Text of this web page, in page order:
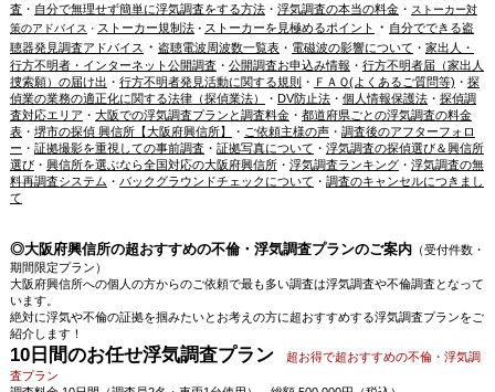
査・ 自分で無理せず簡単に浮気調査をする方法・ 浮気調査の本当の料金・ ストーカー対
策のアドバイス ・ ストーカー規制法・ ストーカーを見極めるポイント ・ 自分でできる盗
聴器発見調査アドバイス ・ 盗聴電波周波数一覧表・ 電磁波の影響について ・ 家出人・
行方不明者・インターネット公開調査・ 公開調査お申込み情報 ・ 行方不明者届（家出人
捜索願）の届け出 ・ 行方不明者発見活動に関する規則 ・ ＦＡＱ(よくあるご質問等) ・ 探
偵業の業務の適正化に関する法律（探偵業法）
・ DV防止法・ 個人情報保護法・ 探偵調
査対応エリア ・ 大阪での浮気調査プランと調査料金・ 都道府県ごとの浮気調査の料金
表・ 堺市の探偵 興信所【大阪府興信所】 ・ ご依頼主様の声・ 調査後のアフターフォロ
ー ・ 証拠撮影を重視しての事前調査・ 証拠写真について ・ 浮気調査の探偵選び＆興信所
選び・ 興信所を選ぶなら全国対応の大阪府興信所・ 浮気調査ランキング・ 浮気調査の無
料再調査システム ・ バックグラウンドチェックについて ・ 調査のキャンセルにつきまし
て
◎大阪府興信所の超おすすめの不倫・浮気調査プランのご案内（受付件数・
期間限定プラン）
大阪府興信所への個人の方からのご依頼で最も多い調査は浮気調査や不倫調査となって
います。
絶対に浮気や不倫の証拠を掴みたいとお考えの方に超おすすめする浮気調査プランをご
紹介します！
10日間のお任せ浮気調査プラン
超お得で超おすすめの不倫・浮気調
査プラン